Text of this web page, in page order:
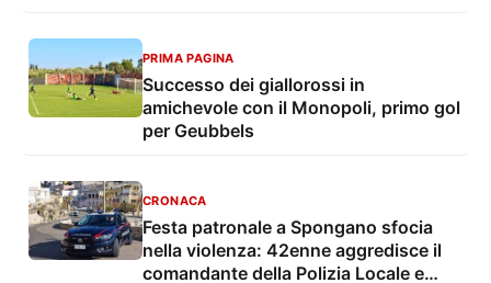
PRIMA PAGINA
Successo dei giallorossi in
amichevole con il Monopoli, primo gol
per Geubbels
CRONACA
Festa patronale a Spongano sfocia
nella violenza: 42enne aggredisce il
comandante della Polizia Locale e